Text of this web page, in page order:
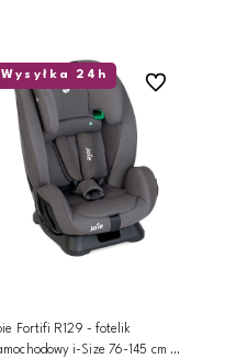
Wysyłka 24h
Fortifi R129 - fotelik
i-Size 76-145 cm |
Do ulubionych